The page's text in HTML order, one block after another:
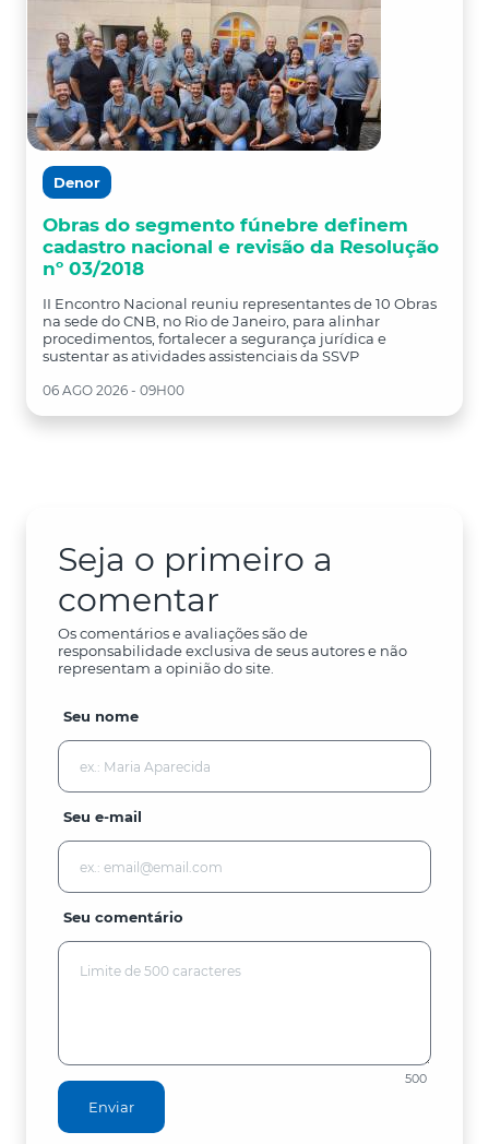
Denor
Obras do segmento fúnebre definem
cadastro nacional e revisão da Resolução
nº 03/2018
II Encontro Nacional reuniu representantes de 10 Obras
na sede do CNB, no Rio de Janeiro, para alinhar
procedimentos, fortalecer a segurança jurídica e
sustentar as atividades assistenciais da SSVP
06 AGO 2026 - 09H00
Seja o primeiro a
comentar
Os comentários e avaliações são de
responsabilidade exclusiva de seus autores e não
representam a opinião do site.
Seu nome
Seu e-mail
Seu comentário
500
Enviar